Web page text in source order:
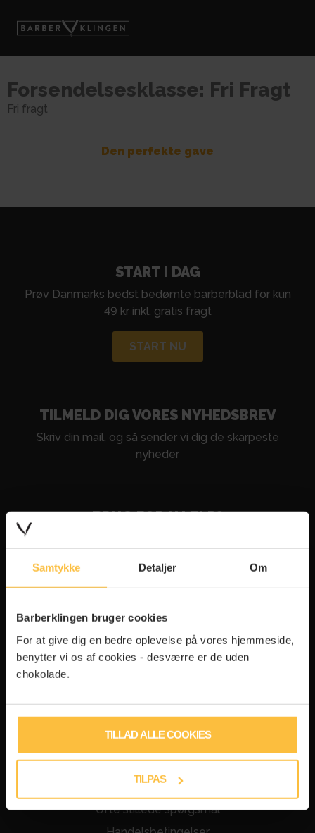
Samtykke Detaljer Om
Barberklingen bruger cookies
For at give dig en bedre oplevelse på vores hjemmeside,
benytter vi os af cookies - desværre er de uden
chokolade.
TILLAD ALLE COOKIES
TILPAS
Forsendelsesklasse: Fri Fragt
Fri fragt
Den perfekte gave
START I DAG
Prøv Danmarks bedst bedømte barberblad for kun
49 kr inkl. gratis fragt
START NU
TILMELD DIG VORES NYHEDSBREV
Skriv din mail, og så sender vi dig de skarpeste
nyheder
BRUG FOR HJÆLP?
7871 7272
Skriv til os på
hej@barberklingen.dk
Alle hverdage
Shave Gel
Holderen
Julegaver
PRAKTISK
Ofte stillede spørgsmål